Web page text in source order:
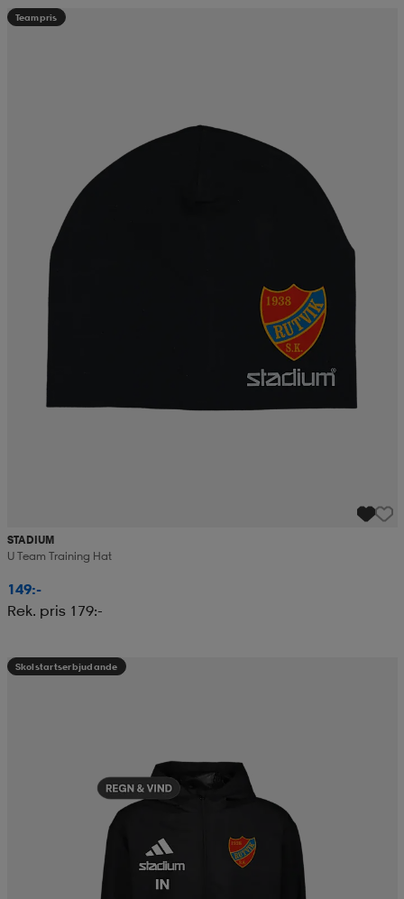
Teampris
STADIUM
U Team Training Hat
149:-
Rek. pris 179:-
Skolstartserbjudande